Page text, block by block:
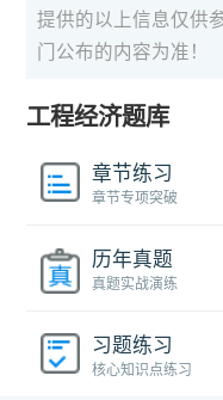
提供的以上信息仅供
门公布的内容为准！
工程经济题库
章节练习
章节专项突破
历年真题
真题实战演练
习题练习
核心知识点练习